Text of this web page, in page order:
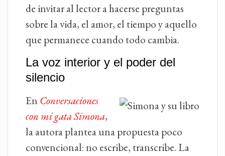
de invitar al lector a hacerse preguntas
sobre la vida, el amor, el tiempo y aquello
que permanece cuando todo cambia.
La voz interior y el poder del
silencio
En Conversaciones
con mi gata Simona,
la autora plantea una propuesta poco
convencional: no escribe, transcribe. La